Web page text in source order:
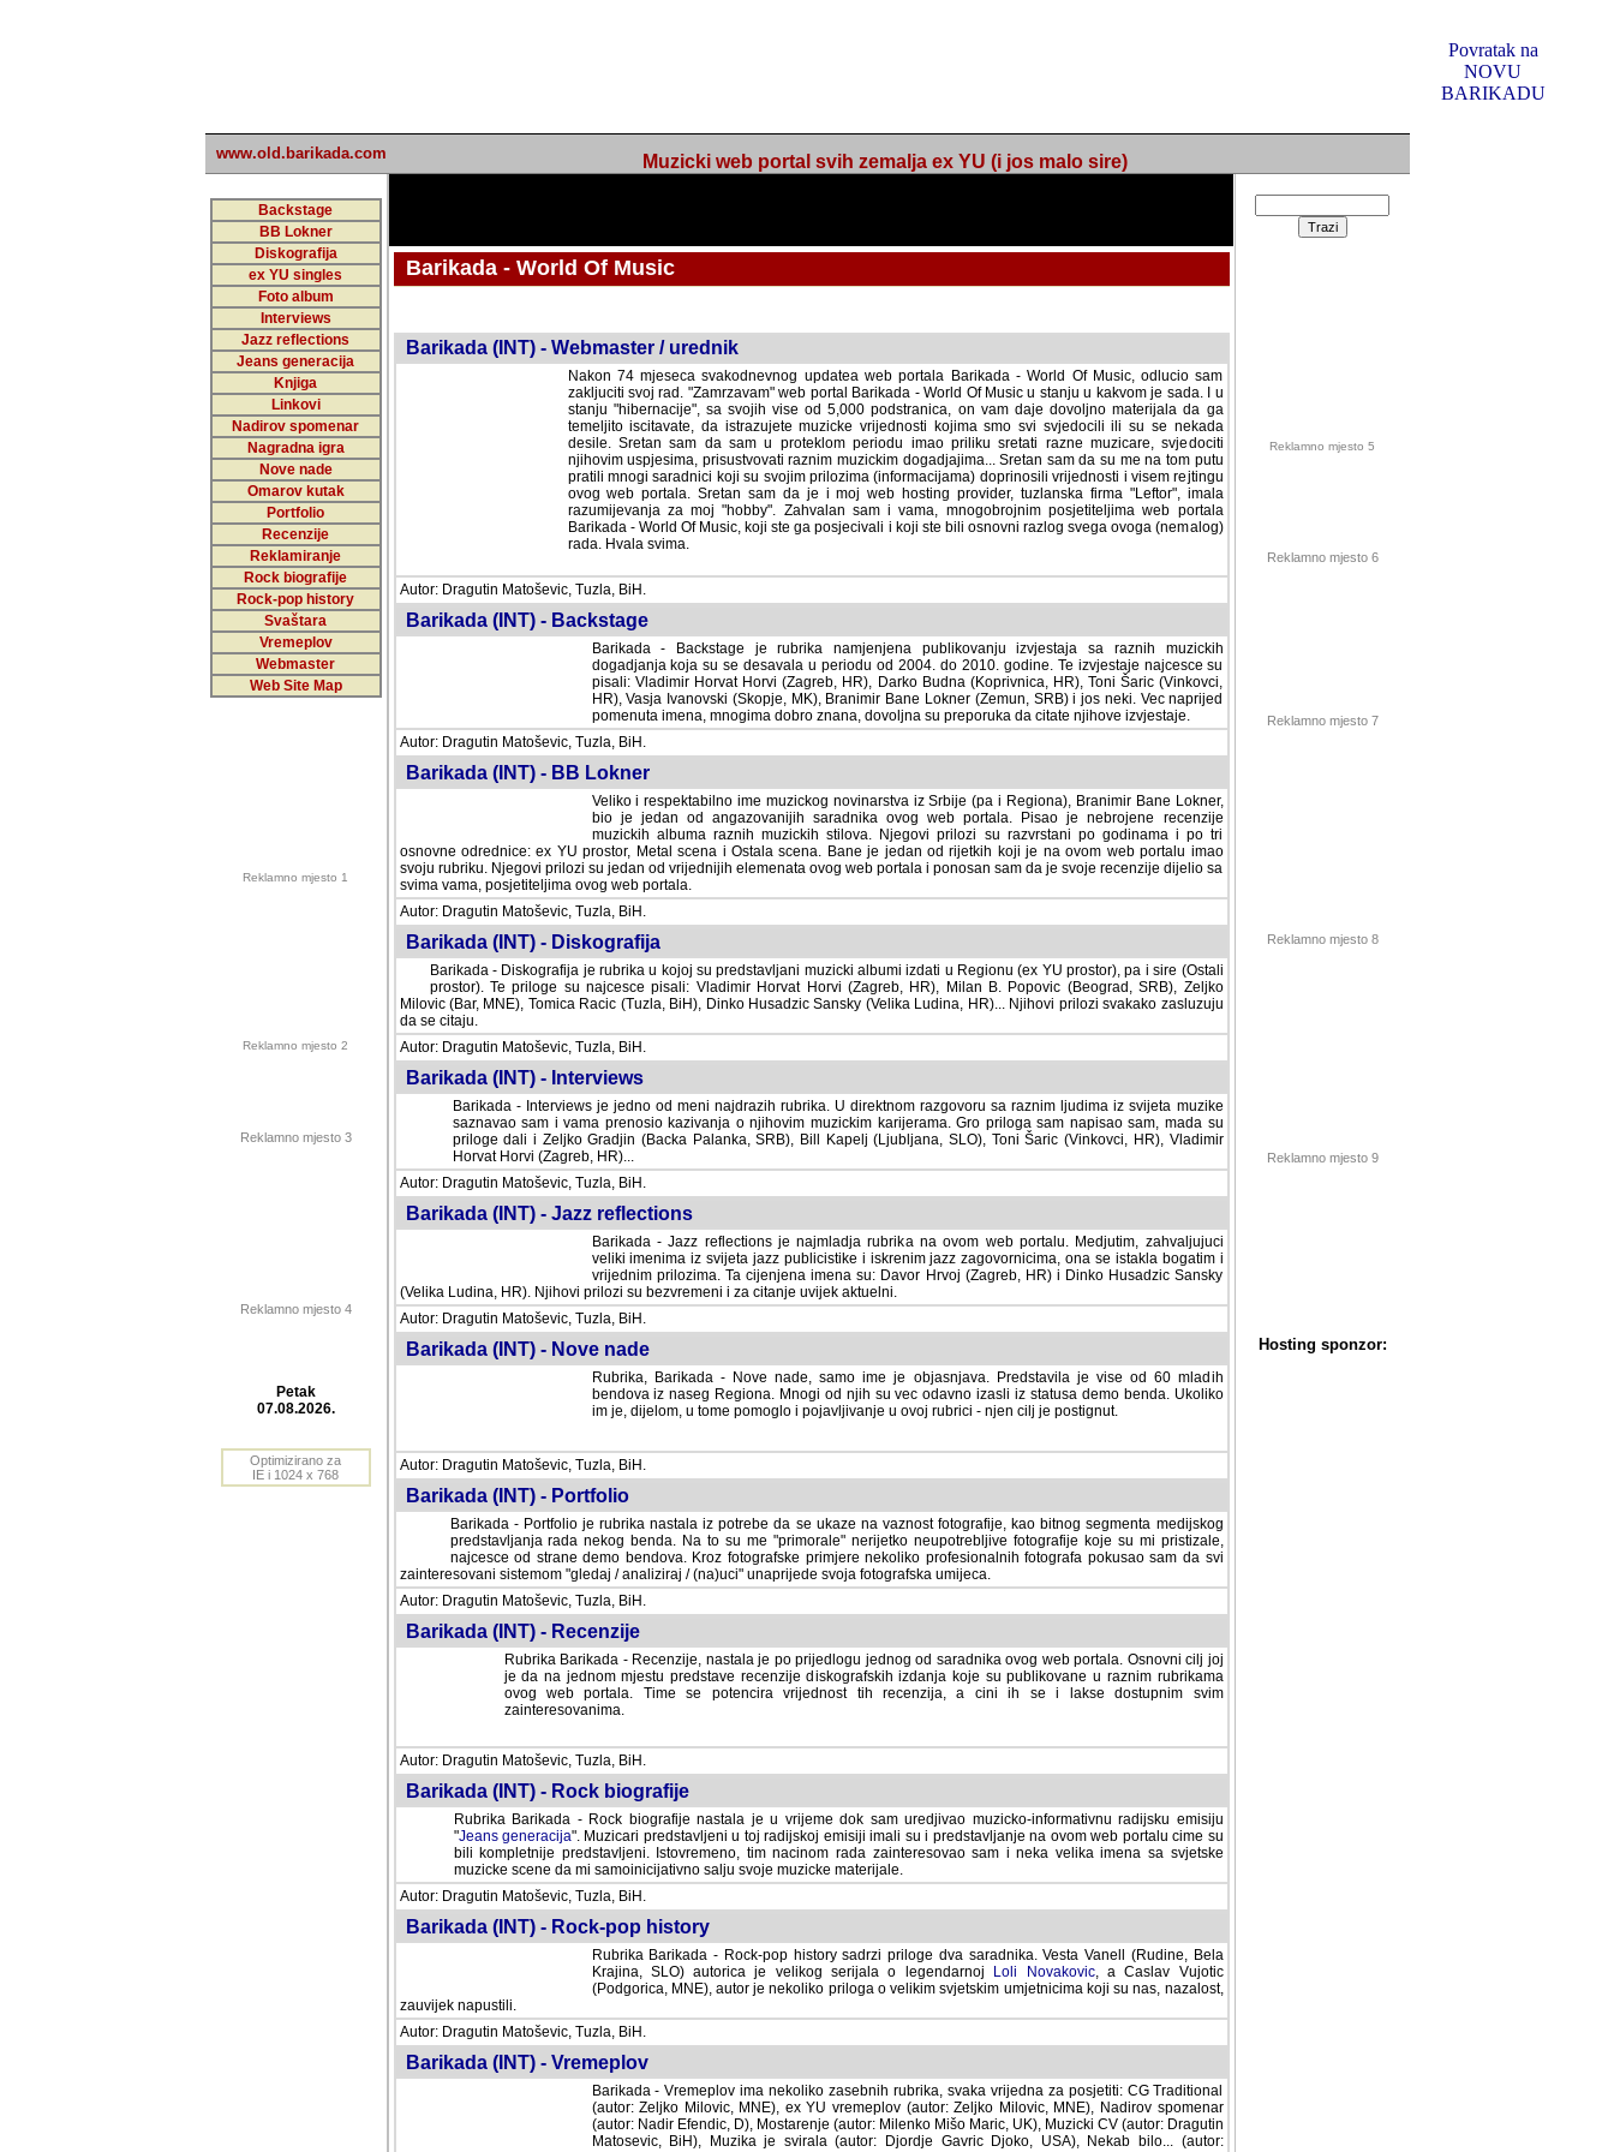
Povratak na
NOVU
BARIKADU
www.old.barikada.com Muzicki web portal svih zemalja ex YU (i jos malo sire)
Backstage
BB Lokner
Diskografija
ex YU singles
Foto album
Interviews
Jazz reflections
Jeans generacija
Knjiga
Linkovi
Nadirov spomenar
Nagradna igra
Nove nade
Omarov kutak
Portfolio
Recenzije
Reklamiranje
Rock biografije
Rock-pop history
Svaštara
Vremeplov
Webmaster
Web Site Map
Reklamno mjesto 1
Reklamno mjesto 2
Reklamno mjesto 3
Reklamno mjesto 4
Barikada - World Of Music
Barikada (INT) - Webmaster / urednik
Nakon 74 mjeseca svakodnevnog updatea web portala Barikada - World Of Music, odlucio sam
zakljuciti svoj rad. "Zamrzavam" web portal Barikada - World Of Music u stanju u kakvom je sada. I u
stanju "hibernacije", sa svojih vise od 5,000 podstranica, on vam daje dovoljno materijala da ga
temeljito iscitavate, da istrazujete muzicke vrijednosti kojima smo svi svjedocili ili su se nekada desile.
Sretan sam da sam u proteklom periodu imao priliku sretati razne muzicare, svjedociti njihovim
uspjesima, prisustvovati raznim muzickim dogadjajima... Sretan sam da su me na tom putu pratili
mnogi saradnici koji su svojim prilozima (informacijama) doprinosili vrijednosti i visem rejtingu ovog
web portala. Sretan sam da je i moj web hosting provider, tuzlanska firma "Leftor", imala
razumijevanja za moj "hobby". Zahvalan sam i vama, mnogobrojnim posjetiteljima web portala
Barikada - World Of Music, koji ste ga posjecivali i koji ste bili osnovni razlog svega ovoga (nemalog)
rada. Hvala svima.
Autor: Dragutin Matoševic, Tuzla, BiH.
Barikada (INT) - Backstage
Barikada - Backstage je rubrika namjenjena publikovanju izvjestaja sa raznih muzickih
dogadjanja koja su se desavala u periodu od 2004. do 2010. godine. Te izvjestaje najcesce su
pisali: Vladimir Horvat Horvi (Zagreb, HR), Darko Budna (Koprivnica, HR), Toni Šaric (Vinkovci,
HR), Vasja Ivanovski (Skopje, MK), Branimir Bane Lokner (Zemun, SRB) i jos neki. Vec naprijed
pomenuta imena, mnogima dobro znana, dovoljna su preporuka da citate njihove izvjestaje.
Autor: Dragutin Matoševic, Tuzla, BiH.
Barikada (INT) - BB Lokner
Veliko i respektabilno ime muzickog novinarstva iz Srbije (pa i Regiona), Branimir Bane Lokner,
bio je jedan od angazovanijih saradnika ovog web portala. Pisao je nebrojene recenzije muzickih
albuma raznih muzickih stilova. Njegovi prilozi su razvrstani po godinama i po tri osnovne
odrednice: ex YU prostor, Metal scena i Ostala scena. Bane je jedan od rijetkih koji je na ovom web portalu imao svoju rubriku.
Njegovi prilozi su jedan od vrijednijih elemenata ovog web portala i ponosan sam da je svoje recenzije dijelio sa svima vama,
posjetiteljima ovog web portala.
Autor: Dragutin Matoševic, Tuzla, BiH.
Barikada (INT) - Diskografija
Barikada - Diskografija je rubrika u kojoj su predstavljani muzicki albumi izdati u Regionu (ex YU prostor), pa i sire (Ostali
prostor). Te priloge su najcesce pisali: Vladimir Horvat Horvi (Zagreb, HR), Milan B. Popovic (Beograd, SRB), Zeljko Milovic
(Bar, MNE), Tomica Racic (Tuzla, BiH), Dinko Husadzic Sansky (Velika Ludina, HR)... Njihovi prilozi svakako zasluzuju da se
citaju.
Autor: Dragutin Matoševic, Tuzla, BiH.
Barikada (INT) - Interviews
Barikada - Interviews je jedno od meni najdrazih rubrika. U direktnom razgovoru sa raznim ljudima iz svijeta muzike
saznavao sam i vama prenosio kazivanja o njihovim muzickim karijerama. Gro priloga sam napisao sam, mada su
priloge dali i Zeljko Gradjin (Backa Palanka, SRB), Bill Kapelj (Ljubljana, SLO), Toni Šaric (Vinkovci, HR), Vladimir
Horvat Horvi (Zagreb, HR)...
Autor: Dragutin Matoševic, Tuzla, BiH.
Barikada (INT) - Jazz reflections
Barikada - Jazz reflections je najmladja rubrika na ovom web portalu. Medjutim, zahvaljujuci veliki
imenima iz svijeta jazz publicistike i iskrenim jazz zagovornicima, ona se istakla bogatim i
vrijednim prilozima. Ta cijenjena imena su: Davor Hrvoj (Zagreb, HR) i Dinko Husadzic Sansky
(Velika Ludina, HR). Njihovi prilozi su bezvremeni i za citanje uvijek aktuelni.
Autor: Dragutin Matoševic, Tuzla, BiH.
Barikada (INT) - Nove nade
Rubrika, Barikada - Nove nade, samo ime je objasnjava. Predstavila je vise od 60 mladih
bendova iz naseg Regiona. Mnogi od njih su vec odavno izasli iz statusa demo benda. Ukoliko im
je, dijelom, u tome pomoglo i pojavljivanje u ovoj rubrici - njen cilj je postignut.
Autor: Dragutin Matoševic, Tuzla, BiH.
Barikada (INT) - Portfolio
Barikada - Portfolio je rubrika nastala iz potrebe da se ukaze na vaznost fotografije, kao bitnog segmenta medijskog
predstavljanja rada nekog benda. Na to su me "primorale" nerijetko neupotrebljive fotografije koje su mi pristizale,
najcesce od strane demo bendova. Kroz fotografske primjere nekoliko profesionalnih fotografa pokusao sam da svi
zainteresovani sistemom "gledaj / analiziraj / (na)uci" unaprijede svoja fotografska umijeca.
Autor: Dragutin Matoševic, Tuzla, BiH.
Barikada (INT) - Recenzije
Rubrika Barikada - Recenzije, nastala je po prijedlogu jednog od saradnika ovog web portala. Osnovni cilj joj
je da na jednom mjestu predstave recenzije diskografskih izdanja koje su publikovane u raznim rubrikama
ovog web portala. Time se potencira vrijednost tih recenzija, a cini ih se i lakse dostupnim svim
zainteresovanima.
Autor: Dragutin Matoševic, Tuzla, BiH.
Barikada (INT) - Rock biografije
Rubrika Barikada - Rock biografije nastala je u vrijeme dok sam uredjivao muzicko-informativnu radijsku emisiju
"Jeans generacija". Muzicari predstavljeni u toj radijskoj emisiji imali su i predstavljanje na ovom web portalu cime su
bili kompletnije predstavljeni. Istovremeno, tim nacinom rada zainteresovao sam i neka velika imena sa svjetske
muzicke scene da mi samoinicijativno salju svoje muzicke materijale.
Autor: Dragutin Matoševic, Tuzla, BiH.
Barikada (INT) - Rock-pop history
Rubrika Barikada - Rock-pop history sadrzi priloge dva saradnika. Vesta Vanell (Rudine, Bela
Krajina, SLO) autorica je velikog serijala o legendarnoj
Loli Novakovic, a Caslav Vujotic
(Podgorica, MNE), autor je nekoliko priloga o velikim svjetskim umjetnicima koji su nas, nazalost,
zauvijek napustili.
Autor: Dragutin Matoševic, Tuzla, BiH.
Barikada (INT) - Vremeplov
Barikada - Vremeplov ima nekoliko zasebnih rubrika, svaka vrijedna za posjetiti: CG Traditional
(autor: Zeljko Milovic, MNE), ex YU vremeplov (autor: Zeljko Milovic, MNE), Nadirov spomenar
(autor: Nadir Efendic, D), Mostarenje (autor: Milenko Mišo Maric, UK), Muzicki CV (autor: Dragutin
Matosevic, BiH), Muzika je svirala (autor: Djordje Gavric Djoko, USA), Nekab bilo... (autor: